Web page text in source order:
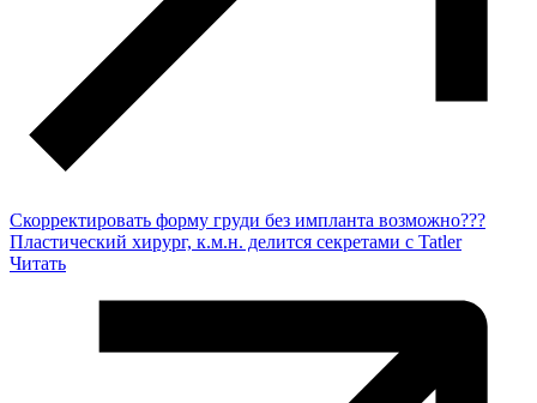
Скорректировать форму груди без импланта возможно???
Пластический хирург, к.м.н. делится секретами с Tatler
Читать